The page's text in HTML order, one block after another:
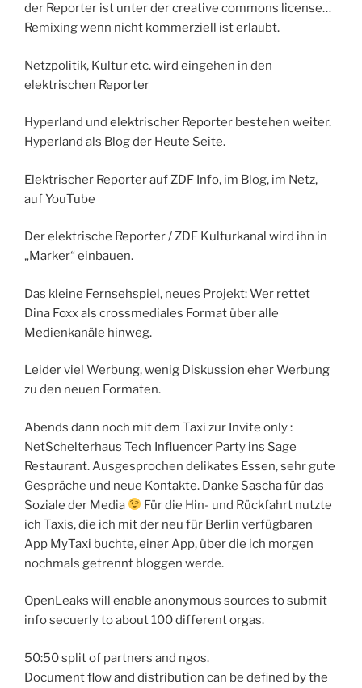
der Reporter ist unter der creative commons license…
Remixing wenn nicht kommerziell ist erlaubt.
Netzpolitik, Kultur etc. wird eingehen in den
elektrischen Reporter
Hyperland und elektrischer Reporter bestehen weiter.
Hyperland als Blog der Heute Seite.
Elektrischer Reporter auf ZDF Info, im Blog, im Netz,
auf YouTube
Der elektrische Reporter / ZDF Kulturkanal wird ihn in
„Marker“ einbauen.
Das kleine Fernsehspiel, neues Projekt: Wer rettet
Dina Foxx als crossmediales Format über alle
Medienkanäle hinweg.
Leider viel Werbung, wenig Diskussion eher Werbung
zu den neuen Formaten.
Abends dann noch mit dem Taxi zur Invite only :
NetSchelterhaus Tech Influencer Party ins Sage
Restaurant. Ausgesprochen delikates Essen, sehr gute
Gespräche und neue Kontakte. Danke Sascha für das
Soziale der Media
Für die Hin- und Rückfahrt nutzte
ich Taxis, die ich mit der neu für Berlin verfügbaren
App MyTaxi buchte, einer App, über die ich morgen
nochmals getrennt bloggen werde.
OpenLeaks will enable anonymous sources to submit
info secuerly to about 100 different orgas.
50:50 split of partners and ngos.
Document flow and distribution can be defined by the